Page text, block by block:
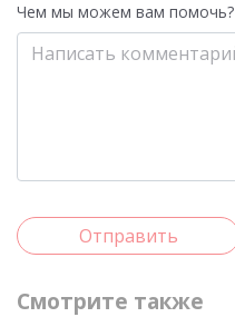
Чем мы можем вам помочь?
Отправить
Смотрите также